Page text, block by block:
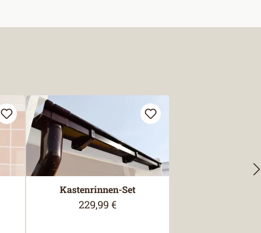
Kastenrinnen-Set
Regulärer Preis:
229,99 €